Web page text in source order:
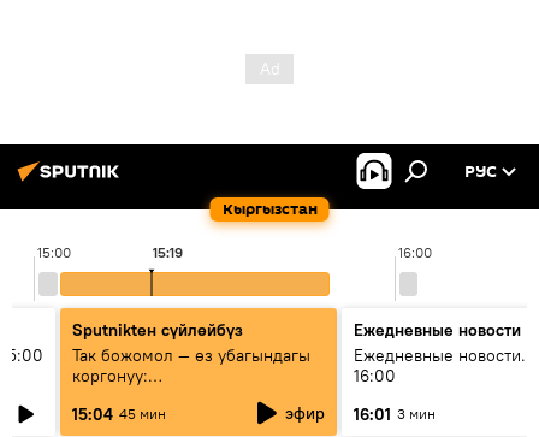
Кыргызстан
РУС
15:00 16:00
15:19
Sputnikteн сүйлөйбүз
Так божомол — өз убагындагы
коргонуу:
гидрометеорологиялык кызмат
кантип өркүндөтүлүүдө
15:04 45 мин эфир
Ежедневные новости
Ежедневные новости.
16:00
16:01 3 мин